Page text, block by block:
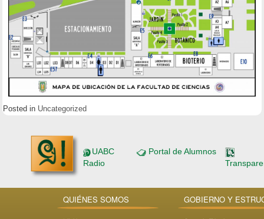
Posted in Uncategorized
UABC
Radio
Portal de Alumnos
QUIÉNES SOMOS GOBIERNO Y